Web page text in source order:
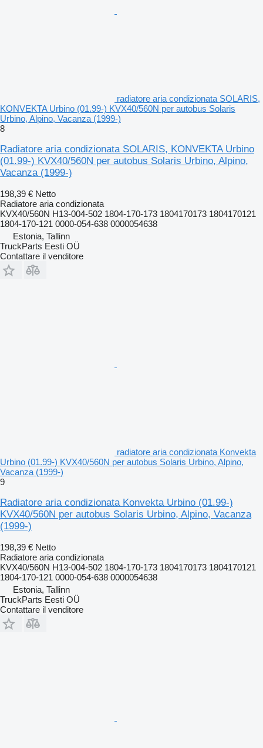
radiatore aria condizionata SOLARIS,
KONVEKTA Urbino (01.99-) KVX40/560N per autobus Solaris
Urbino, Alpino, Vacanza (1999-)
8
Radiatore aria condizionata SOLARIS, KONVEKTA Urbino
(01.99-) KVX40/560N per autobus Solaris Urbino, Alpino,
Vacanza (1999-)
198,39 € Netto
Radiatore aria condizionata
KVX40/560N H13-004-502 1804-170-173 1804170173 1804170121
1804-170-121 0000-054-638 0000054638
Estonia, Tallinn
TruckParts Eesti OÜ
Contattare il venditore
radiatore aria condizionata Konvekta
Urbino (01.99-) KVX40/560N per autobus Solaris Urbino, Alpino,
Vacanza (1999-)
9
Radiatore aria condizionata Konvekta Urbino (01.99-)
KVX40/560N per autobus Solaris Urbino, Alpino, Vacanza
(1999-)
198,39 € Netto
Radiatore aria condizionata
KVX40/560N H13-004-502 1804-170-173 1804170173 1804170121
1804-170-121 0000-054-638 0000054638
Estonia, Tallinn
TruckParts Eesti OÜ
Contattare il venditore